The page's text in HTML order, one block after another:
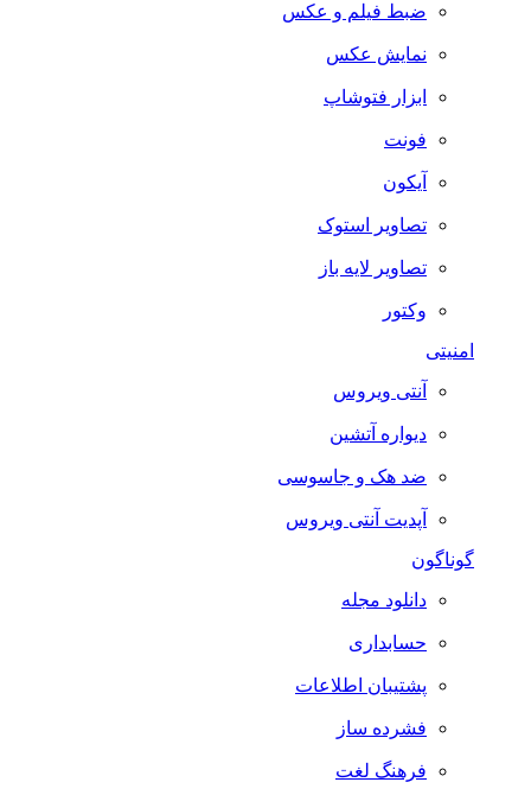
ضبط فيلم و عكس
نمایش عکس
ابزار فتوشاپ
فونت
آیکون
تصاویر استوک
تصاویر لایه باز
وکتور
امنیتی
آنتی ویروس
دیواره آتشین
ضد هک و جاسوسی
آپدیت آنتی ویروس
گوناگون
دانلود مجله
حسابداری
پشتیبان اطلاعات
فشرده ساز
فرهنگ لغت